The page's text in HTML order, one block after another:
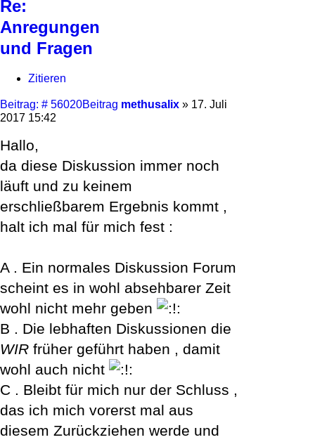
Re:
Anregungen
und Fragen
Zitieren
Beitrag: # 56020Beitrag methusalix » 17. Juli
2017 15:42
Hallo,
da diese Diskussion immer noch
läuft und zu keinem
erschließbarem Ergebnis kommt ,
halt ich mal für mich fest :
A . Ein normales Diskussion Forum
scheint es in wohl absehbarer Zeit
wohl nicht mehr geben
B . Die lebhaften Diskussionen die
WIR früher geführt haben , damit
wohl auch nicht
C . Bleibt für mich nur der Schluss ,
das ich mich vorerst mal aus
diesem Zurückziehen werde und